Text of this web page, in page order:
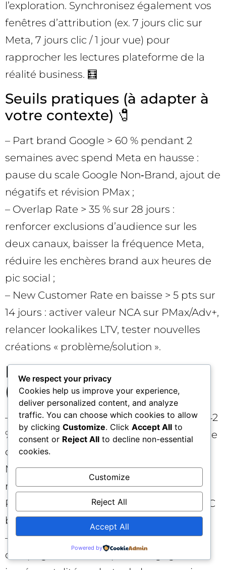
l’exploration. Synchronisez également vos
fenêtres d’attribution (ex. 7 jours clic sur
Meta, 7 jours clic / 1 jour vue) pour
rapprocher les lectures plateforme de la
réalité business. 🧮
Seuils pratiques (à adapter à
votre contexte) 🧷
– Part brand Google > 60 % pendant 2
semaines avec spend Meta en hausse :
pause du scale Google Non‑Brand, ajout de
négatifs et révision PMax ;
– Overlap Rate > 35 % sur 28 jours :
renforcer exclusions d’audience sur les
deux canaux, baisser la fréquence Meta,
réduire les enchères brand aux heures de
pic social ;
– New Customer Rate en baisse > 5 pts sur
14 jours : activer valeur NCA sur PMax/Adv+,
relancer lookalikes LTV, tester nouvelles
créations « problème/solution ».
Mini études de cas
(scénarios illustratifs) 🧪
– Marque DTC beauté : overlap initial de 42
%, part brand Google à 68 %. Mise en place
d’exclusions de marque PMax, Customer
Match 365j en exclusion, NCA activé,
retargeting Meta compressé à 14 jours.
Résultat en 6 semaines : overlap 23 %, CAC
blended −18 %, CA stable, marge +11 pts.
– Retail nutrition : suppression de la
campagne Brand en pensant gagner en
We respect your privacy
Cookies help us improve your experience,
deliver personalized content, and analyze
traffic. You can choose which cookies to allow
by clicking Customize. Click Accept All to
consent or Reject All to decline non-essential
cookies.
Customize
Reject All
Accept All
Powered by